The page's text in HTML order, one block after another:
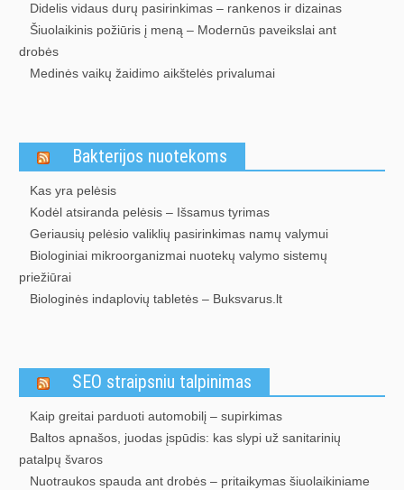
Didelis vidaus durų pasirinkimas – rankenos ir dizainas
Šiuolaikinis požiūris į meną – Modernūs paveikslai ant
drobės
Medinės vaikų žaidimo aikštelės privalumai
Bakterijos nuotekoms
Kas yra pelėsis
Kodėl atsiranda pelėsis – Išsamus tyrimas
Geriausių pelėsio valiklių pasirinkimas namų valymui
Biologiniai mikroorganizmai nuotekų valymo sistemų
priežiūrai
Biologinės indaplovių tabletės – Buksvarus.lt
SEO straipsniu talpinimas
Kaip greitai parduoti automobilį – supirkimas
Baltos apnašos, juodas įspūdis: kas slypi už sanitarinių
patalpų švaros
Nuotraukos spauda ant drobės – pritaikymas šiuolaikiniame